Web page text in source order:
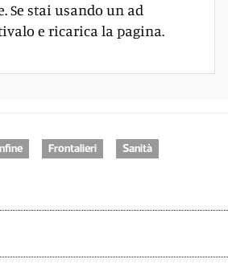
Se stai usando un ad
e ricarica la pagina.
Frontalieri Sanità